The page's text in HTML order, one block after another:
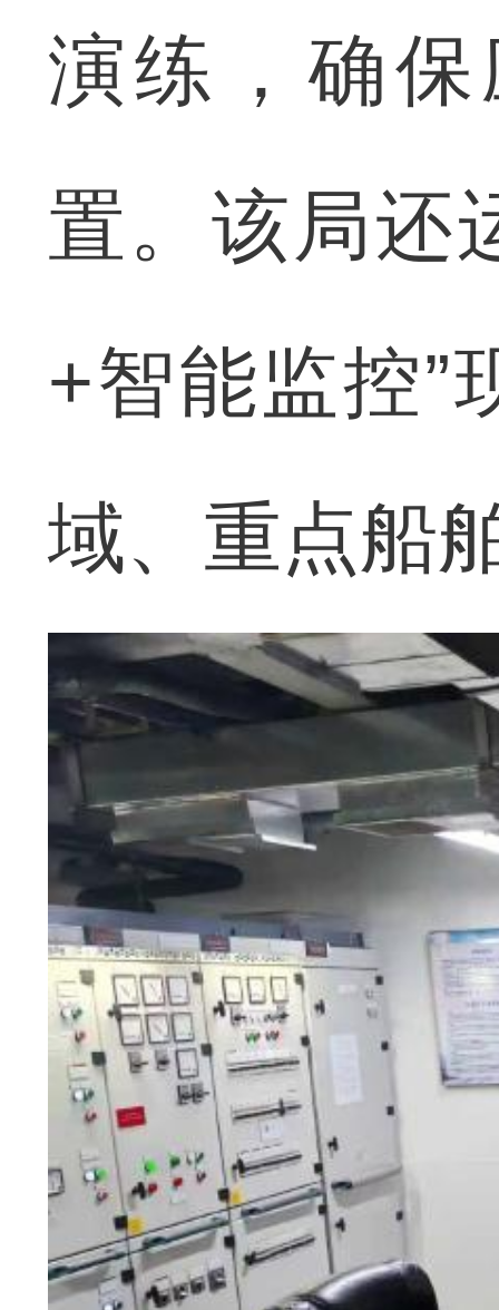
演练，确
置。该局还
+智能监控”
域、重点船